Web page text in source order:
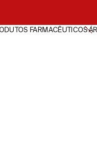
FARMACÊUTICOS